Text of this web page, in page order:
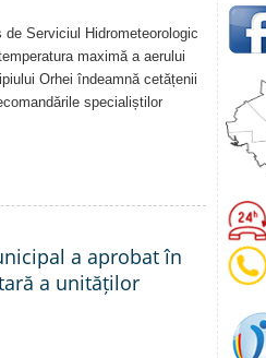
Serviciul Hidrometeorologic
maximă a aerului
Orhei îndeamnă cetățenii
specialiștilor
a aprobat în
a unităților